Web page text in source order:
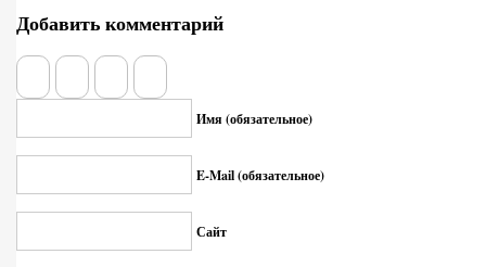
Добавить комментарий
Имя (обязательное)
E-Mail (обязательное)
Сайт